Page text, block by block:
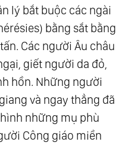
lý bắt buộc các ngài
bằng sắt bằng
Các người Âu châu
giết người da đỏ,
hồn. Những người
và ngay thẳng đã
những mụ phù
Công giáo miền